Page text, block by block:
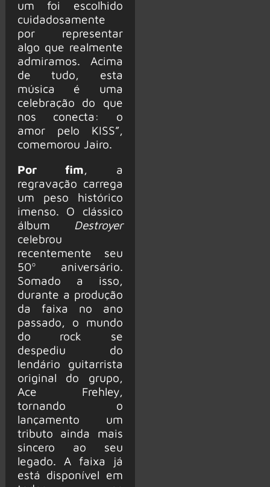
um foi escolhido
cuidadosamente
por representar
algo que realmente
admiramos. Acima
de tudo, esta
música é uma
celebração do que
nos conecta: o
amor pelo KISS”,
comemorou Jairo.
Por fim, a
regravação carrega
um peso histórico
imenso. O clássico
álbum Destroyer
celebrou
recentemente seu
50º aniversário.
Somado a isso,
durante a produção
da faixa no ano
passado, o mundo
do rock se
despediu do
lendário guitarrista
original do grupo,
Ace Frehley,
tornando o
lançamento um
tributo ainda mais
sincero ao seu
legado. A faixa já
está disponível em